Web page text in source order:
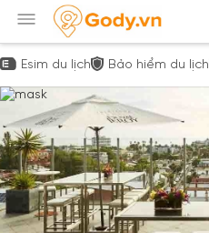
Esim du lịch Bảo hiểm du lịch